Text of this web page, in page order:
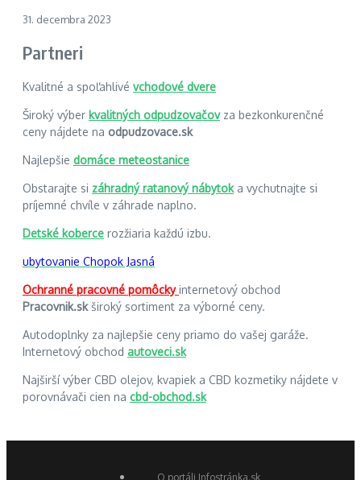
31. decembra 2023
Partneri
Kvalitné a spoľahlivé vchodové dvere
Široký výber kvalitných odpudzovačovza bezkonkurenčné
ceny nájdete na odpudzovace.sk
Najlepšie domáce meteostanice
Obstarajte si záhradný ratanový nábytoka vychutnajte si
príjemné chvíle v záhrade naplno.
Detské koberce rozžiaria každú izbu.
ubytovanie Chopok Jasná
Ochranné pracovné pomôckyinternetový obchod
Pracovnik.skširoký sortiment za výborné ceny.
Autodoplnky za najlepšie ceny priamo do vašej garáže.
Internetový obchod autoveci.sk
Najširší výber CBD olejov, kvapiek a CBD kozmetiky nájdete v
porovnávači cien na cbd-obchod.sk
O portáli Infostránka.sk